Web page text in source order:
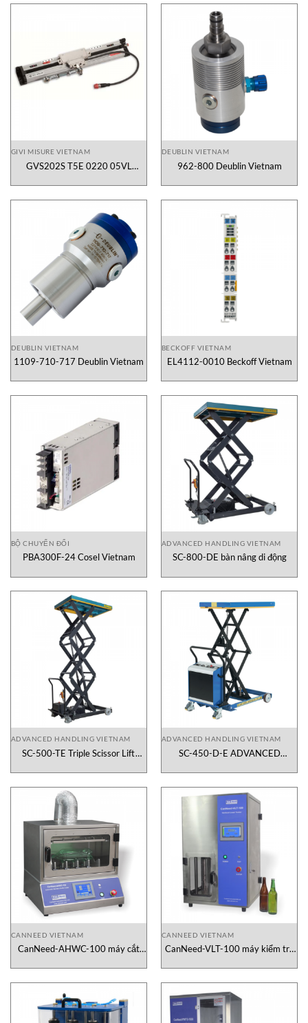
GIVI MISURE VIETNAM
GVS202S T5E 0220 05VL
RIGHT/Dx
DEUBLIN VIETNAM
962-800 Deublin Vietnam
DEUBLIN VIETNAM
1109-710-717 Deublin Vietnam
BECKOFF VIETNAM
EL4112-0010 Beckoff Vietnam
BỘ CHUYỂN ĐỔI
PBA300F-24 Cosel Vietnam
ADVANCED HANDLING VIETNAM
SC-800-DE bàn nâng di động
ADVANCED HANDLING VIETNAM
SC-500-TE Triple Scissor Lift
ADVANCED HANDLING VIETNAM
SC-450-D-E ADVANCED
CANNEED VIETNAM
CanNeed-AHWC-100 máy cắt
CANNEED VIETNAM
CanNeed-VLT-100 máy kiểm tra
Vietnam